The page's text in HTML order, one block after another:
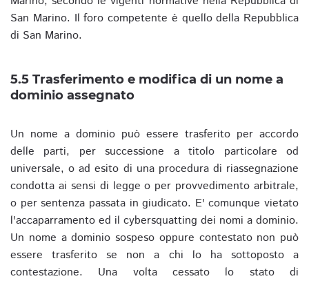
San Marino. Il foro competente è quello della Repubblica
di San Marino.
5.5 Trasferimento e modifica di un nome a
dominio assegnato
Un nome a dominio può essere trasferito per accordo
delle parti, per successione a titolo particolare od
universale, o ad esito di una procedura di riassegnazione
condotta ai sensi di legge o per provvedimento arbitrale,
o per sentenza passata in giudicato. E' comunque vietato
l'accaparramento ed il cybersquatting dei nomi a dominio.
Un nome a dominio sospeso oppure contestato non può
essere trasferito se non a chi lo ha sottoposto a
contestazione. Una volta cessato lo stato di